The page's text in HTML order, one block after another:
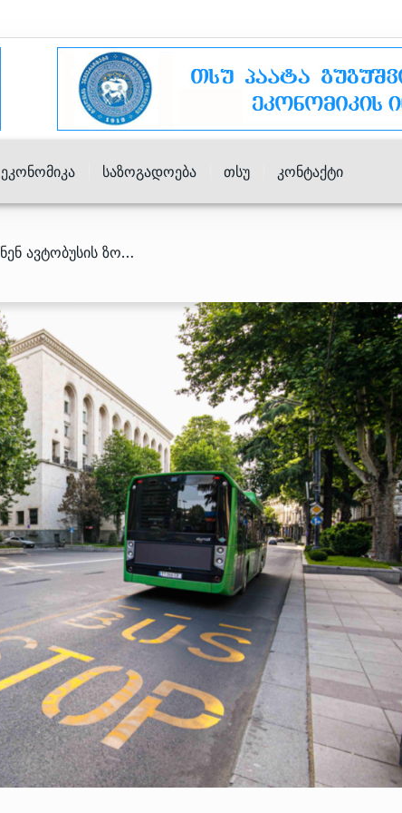
Ეკონომიკა Საზოგადოება Თსუ Კონტაქტი
/ როგორ უნდა მოიქცნენ ავტობუსის ზოლში მოძრავი ტაქსები, რომ არ დაჯარიმდნენ? – მერის მიმართვა
გამართულ
11
ზურაბ აზარაშვილი:
„სოციალურად დაუცველთა
დასაქმების პროგრამაში,…
ᲡᲐᲖᲝᲒᲐᲓᲝᲔᲑᲐ 13/05/2022
აბაშის მუნიციპალიტეტი